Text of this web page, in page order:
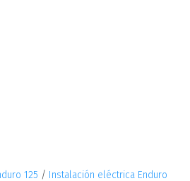
125 / Instalación eléctrica Enduro